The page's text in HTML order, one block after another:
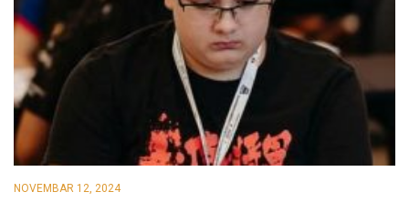
NOVEMBAR 12, 2024